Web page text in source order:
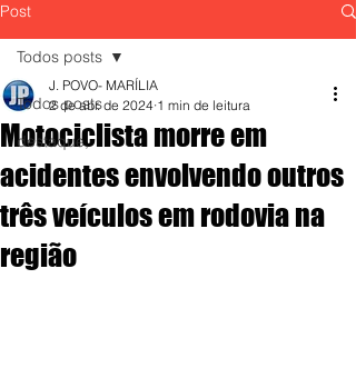
Post
Todos posts
destaque,
Todos posts
Motociclista morre em
acidentes envolvendo outros
três veículos em rodovia na
região
J. POVO- MARÍLIA
2 de abr. de 2024 1 min de leitura